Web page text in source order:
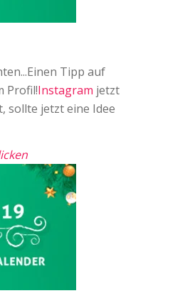
Tipp auf
Profil!⁠Instagram jetzt
sollte jetzt eine Idee